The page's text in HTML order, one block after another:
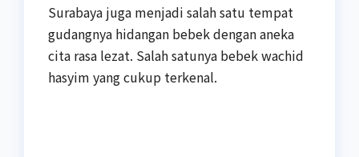
Surabaya juga menjadi salah satu tempat
gudangnya hidangan bebek dengan aneka
cita rasa lezat. Salah satunya bebek wachid
hasyim yang cukup terkenal.